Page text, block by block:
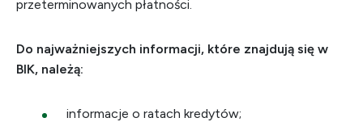
przeterminowanych płatności.
Do najważniejszych informacji, które znajdują się w
BIK, należą:
informacje o ratach kredytów;